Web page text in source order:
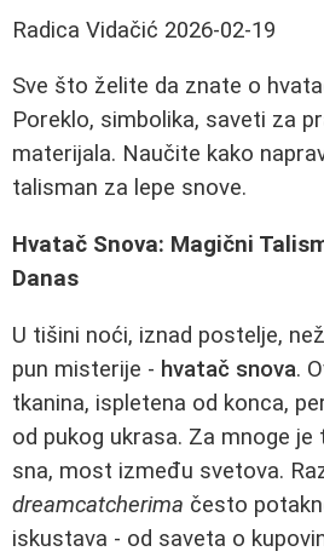
Radica Vidačić 2026-02-19
Sve što želite da znate o
Poreklo, simbolika, saveti za
materijala. Naučite kako
talisman za lepe snove.
Hvatač Snova: Magični
Danas
U tišini noći, iznad postelje,
pun misterije - hvatač snova.
tkanina, ispletena od konca,
od pukog ukrasa. Za mnoge
sna, most između svetova.
dreamcatcherima često
iskustava - od saveta o